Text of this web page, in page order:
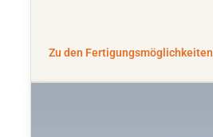
Zu den Fertigungsmöglichkeiten